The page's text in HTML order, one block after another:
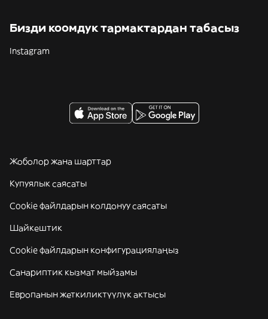
Бизди коомдук тармактардан табасыз
Instagram
Жоболор жана шарттар
Купуялык саясаты
Cookie файлдарын колдонуу саясаты
Шайкештик
Cookie файлдарын конфигурациялаңыз
Санариптик кызмат мыйзамы
Европанын жеткиликтүүлүк актысы